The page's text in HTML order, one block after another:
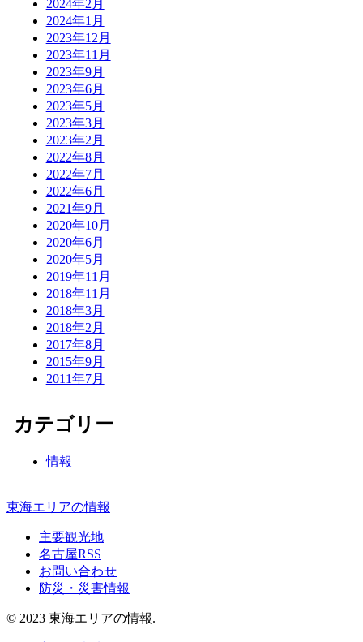
2024年2月
2024年1月
2023年12月
2023年11月
2023年9月
2023年6月
2023年5月
2023年3月
2023年2月
2022年8月
2022年7月
2022年6月
2021年9月
2020年10月
2020年6月
2020年5月
2019年11月
2018年11月
2018年3月
2018年2月
2017年8月
2015年9月
2011年7月
カテゴリー
情報
東海エリアの情報
主要観光地
名古屋RSS
お問い合わせ
防災・災害情報
© 2023 東海エリアの情報.